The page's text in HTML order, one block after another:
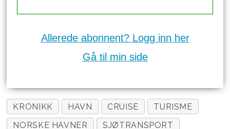
Allerede abonnent? Logg inn her
Gå til min side
KRONIKK HAVN CRUISE
TURISME
NORSKE HAVNER
SJØTRANSPORT